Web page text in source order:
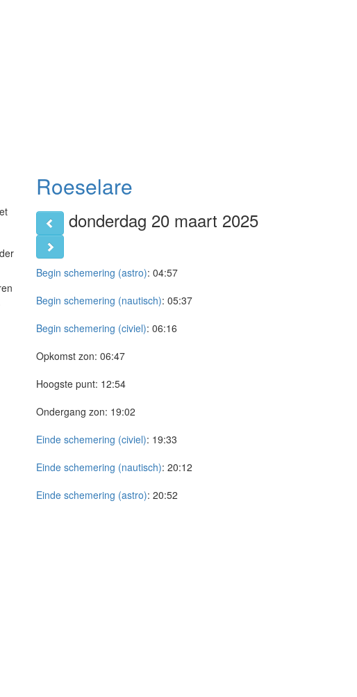
Roeselare
donderdag 20 maart 2025
Begin schemering (astro): 04:57
Begin schemering (nautisch): 05:37
Begin schemering (civiel): 06:16
Opkomst zon: 06:47
Hoogste punt: 12:54
Ondergang zon: 19:02
Einde schemering (civiel): 19:33
Einde schemering (nautisch): 20:12
Einde schemering (astro): 20:52